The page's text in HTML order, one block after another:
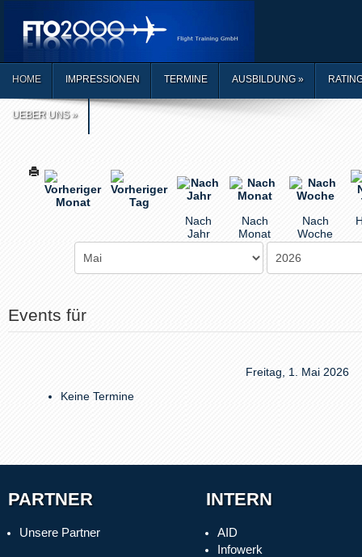
HOME IMPRESSIONEN TERMINE AUSBILDUNG»
UEBER UNS»
Nach
Jahr
Nach
Monat
Nach
Woche
Events für
Freitag, 1. Mai 2026
Keine Termine
PARTNER
Unsere Partner
INTERN
AID
Infowerk